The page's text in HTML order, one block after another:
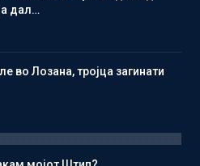
дал…
во Лозана, тројца загинати